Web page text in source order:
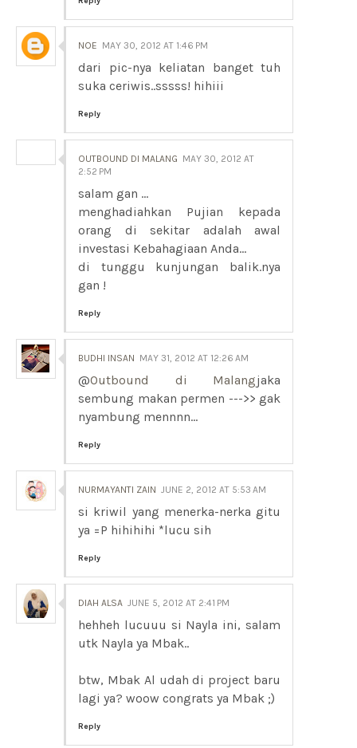
NOE MAY 30, 2012 AT 1:46 PM
dari pic-nya keliatan banget tuh
suka ceriwis..sssss! hihiii
Reply
OUTBOUND DI MALANG MAY 30, 2012 AT
2:52 PM
salam gan ...
menghadiahkan Pujian kepada
orang di sekitar adalah awal
investasi Kebahagiaan Anda...
di tunggu kunjungan balik.nya
gan !
Reply
BUDHI INSAN MAY 31, 2012 AT 12:26 AM
@Outbound di Malangjaka
sembung makan permen --->> gak
nyambung mennnn...
Reply
NURMAYANTI ZAIN JUNE 2, 2012 AT 5:53 AM
si kriwil yang menerka-nerka gitu
ya =P hihihihi *lucu sih
Reply
DIAH ALSA JUNE 5, 2012 AT 2:41 PM
hehheh lucuuu si Nayla ini, salam
utk Nayla ya Mbak..
btw, Mbak Al udah di project baru
lagi ya? woow congrats ya Mbak ;)
Reply